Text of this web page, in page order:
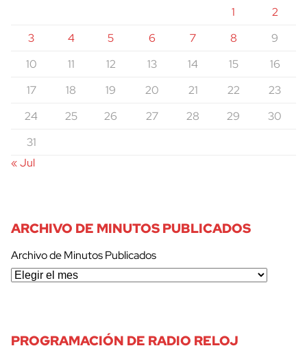
1
2
3
4 5 6 7 8
9
10
11 12 13 14 15
16
17
18 19 20 21 22
23
24
25 26 27 28 29
30
31
« Jul
ARCHIVO DE MINUTOS PUBLICADOS
Archivo de Minutos Publicados
PROGRAMACIÓN DE RADIO RELOJ